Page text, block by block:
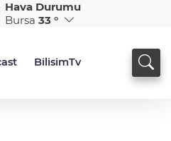
Hava Durumu
Bursa 33 °
BilisimTv